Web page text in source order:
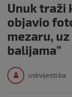
Unuk traži
objavio
mezaru,
balijama”
uskvijesti.ba